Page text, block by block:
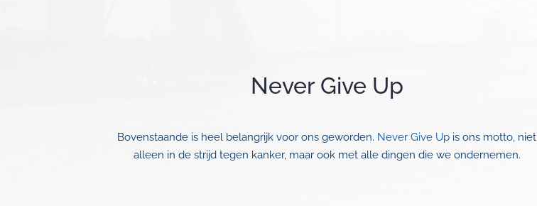
Never Give Up
Bovenstaande is heel belangrijk voor ons geworden. Never Give Up is ons motto, niet
alleen in de strijd tegen kanker, maar ook met alle dingen die we ondernemen.